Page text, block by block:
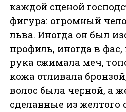
каждой сценой
фигура: огромный
льва. Иногда он был
профиль, иногда в фас,
рука сжимала меч,
кожа отливала
волос была черной, а
сделанные из желтого